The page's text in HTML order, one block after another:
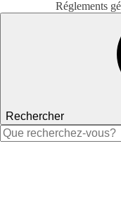
Réglements
Rechercher
Rechercher :